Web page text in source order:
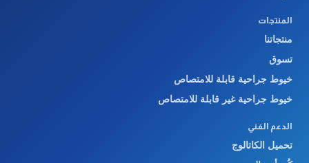
المنتجات
منتجاتنا
تسوق
خيوط جراحية قابلة للامتصاص
خيوط جراحية غير قابلة للامتصاص
الدعم الفني
تحميل الكاتالوج